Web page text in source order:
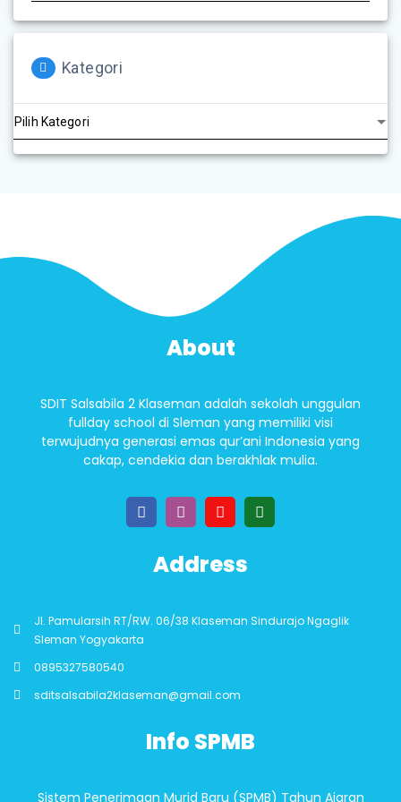
Kategori
About
SDIT Salsabila 2 Klaseman adalah sekolah unggulan
fullday school di Sleman yang memiliki visi
terwujudnya generasi emas qur’ani Indonesia yang
cakap, cendekia dan berakhlak mulia.
Address
Jl. Pamularsih RT/RW. 06/38 Klaseman Sindurajo Ngaglik
Sleman Yogyakarta
0895327580540
sditsalsabila2klaseman@gmail.com
Info SPMB
Sistem Penerimaan Murid Baru (SPMB) Tahun Ajaran